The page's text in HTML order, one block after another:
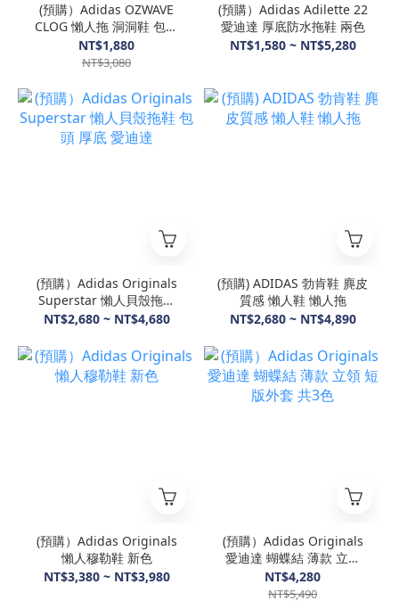
(預購）Adidas OZWAVE
CLOG 懶人拖 洞洞鞋 包頭
拖鞋
NT$1,880
NT$3,080
(預購）Adidas Adilette 22
愛迪達 厚底防水拖鞋 兩色
NT$1,580 ~ NT$5,280
(預購）Adidas Originals
Superstar 懶人貝殼拖鞋
包頭 厚底 愛迪達
NT$2,680 ~ NT$4,680
(預購) ADIDAS 勃肯鞋 麂皮
質感 懶人鞋 懶人拖
NT$2,680 ~ NT$4,890
(預購）Adidas Originals
懶人穆勒鞋 新色
NT$3,380 ~ NT$3,980
(預購）Adidas Originals
愛迪達 蝴蝶結 薄款 立領
短版外套 共3色
NT$4,280
NT$5,490